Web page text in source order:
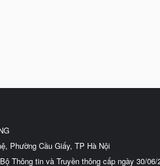
Phường Cầu Giấy, TP Hà Nội
Thông tin và Truyền thông cấp ngày 30/06/